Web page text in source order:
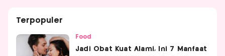
Terpopuler
Food
Jadi Obat Kuat Alami, Ini 7 Manfaat